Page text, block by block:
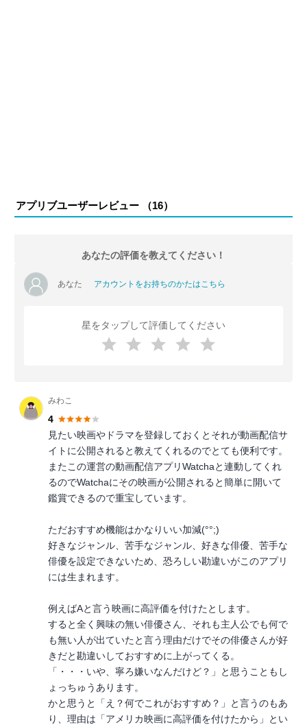
アプリブユーザーレビュー （16）
あなたの評価を教えてください！
あなた アカウントをお持ちのかたはこちら
星をタップして評価してください
みわこ
4
見たい映画やドラマを登録しておくとそれが動画配信サ
イトに公開されると教えてくれるのでとても便利です。
またこの運営の動画配信アプリWatchaと連動してくれ
るのでWatchaにその映画が公開されると簡単に開いて
鑑賞できるので重宝しています。
ただおすすめ機能はかなりいい加減(°°;)
好きなジャンル、苦手なジャンル、好きな俳優、苦手な
俳優を設定できないため、恐ろしい勘違いがこのアプリ
には生まれます。
例えばAと言う映画に高評価を付けたとします。
すると全く興味の無い俳優さん、それも主人公でも何で
も無い人が出ていたと言う理由だけでその俳優さんが好
きだと勘違いしておすすめに上がってくる。
「・・・いや、寧ろ嫌いなんだけど？」と思うこともし
ょっちゅうあります。
かと思うと「え？何でこれがおすすめ？」と言うのもあ
り、理由は「アメリカ映画に高評価を付けたから」とい